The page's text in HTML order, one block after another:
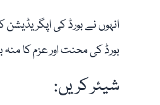
انہوں نے بورڈ کی
بورڈ کی محنت اور عزم کا منہ
شیئر کریں: